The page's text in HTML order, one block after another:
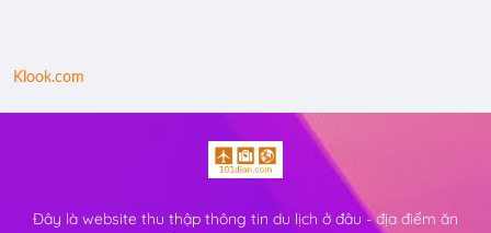
Klook.com
Đây là website thu thập thông tin du lịch ở đâu - địa điểm ăn